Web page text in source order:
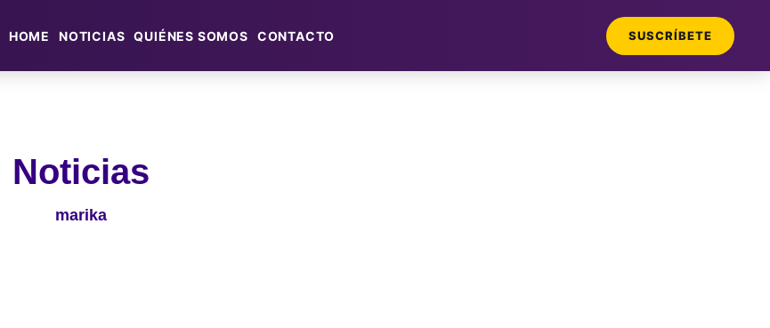
HOME NOTICIAS QUIÉNES SOMOS CONTACTO SUSCRÍBETE
Noticias
marika